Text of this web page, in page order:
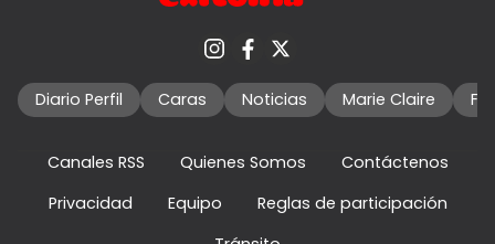
Diario Perfil Caras Noticias Marie Claire
Canales RSS Quienes Somos
Contáctenos
Privacidad
Equipo
Reglas de participación